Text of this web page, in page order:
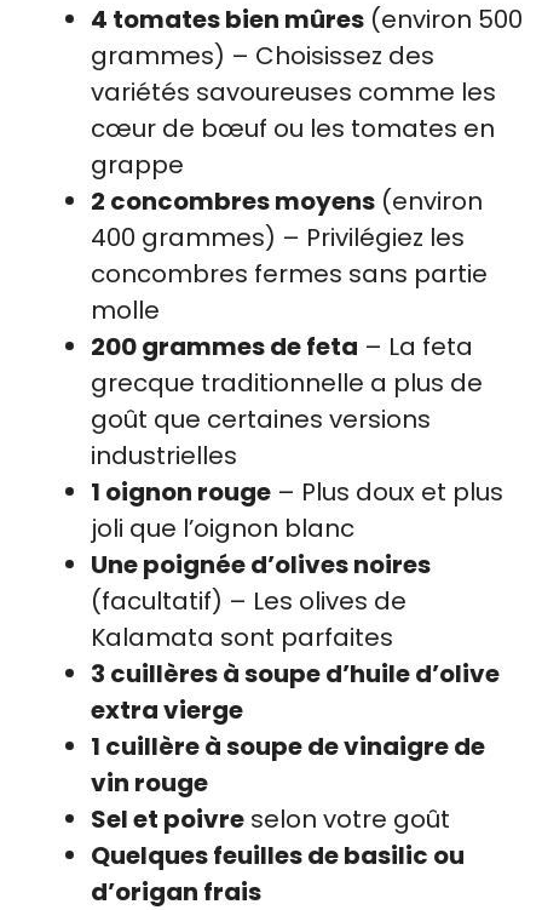
4 tomates bien mûres (environ 500
grammes) – Choisissez des
variétés savoureuses comme les
cœur de bœuf ou les tomates en
grappe
2 concombres moyens (environ
400 grammes) – Privilégiez les
concombres fermes sans partie
molle
200 grammes de feta – La feta
grecque traditionnelle a plus de
goût que certaines versions
industrielles
1 oignon rouge – Plus doux et plus
joli que l’oignon blanc
Une poignée d’olives noires
(facultatif) – Les olives de
Kalamata sont parfaites
3 cuillères à soupe d’huile d’olive
extra vierge
1 cuillère à soupe de vinaigre de
vin rouge
Sel et poivre selon votre goût
Quelques feuilles de basilic ou
d’origan frais